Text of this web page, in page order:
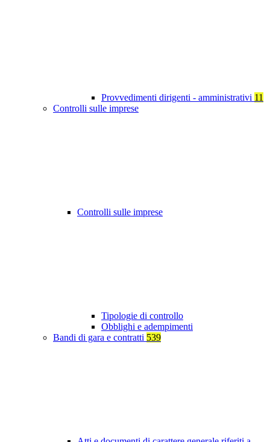
Provvedimenti dirigenti - amministrativi 11
Controlli sulle imprese
Controlli sulle imprese
Tipologie di controllo
Obblighi e adempimenti
Bandi di gara e contratti 539